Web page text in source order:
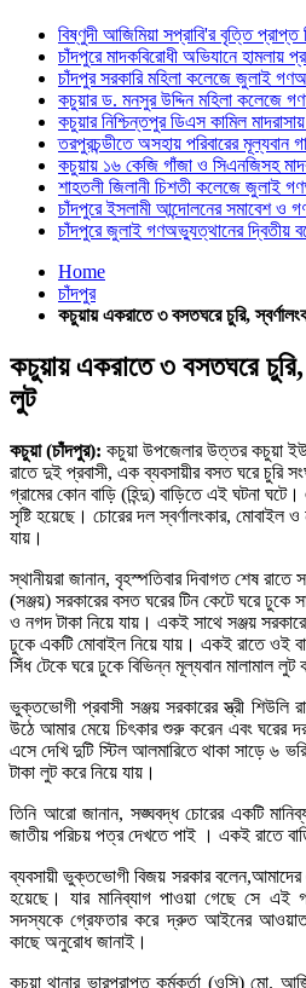
বিষ্ণুদী আজিমিয়া সপ্রাবি'র বৃত্তি প্রাপ্ত
চাঁদপুরে মাদকবিরোধী অভিযানে হামলায়
চাঁদপুর সরকারি মহিলা কলেজে জুলাই
কচুয়ার ড. মনসুর উদ্দিন মহিলা কলেজে
কচুয়ার নিশ্চিন্তপুর ডিএস কামিল
তরপুরচন্ডীতে অসহায় পরিবারের মূল্যবান
কচুয়ায় ১৬ কেজি গাঁজা ও সিএনজিসহ
শাহতলী জিলানী চিশতী কলেজে জুলাই
চাঁদপুরে ইসলামী আন্দোলনের সমাবেশ ও
চাঁদপুরে জুলাই গণঅভ্যুত্থানের দ্বিতীয়
Home
চাঁদপুর
কচুয়ায় একরাতে ৩ বসতঘরে চুরি,
কচুয়ায় একরাতে ৩ বসতঘরে চুরি,
লুট
কচুয়া (চাঁদপুর): কচুয়া উপজেলার উত্তর কচুয়া
রাতে দুই প্রবাসী, এক ব্যবসায়ীর বসত ঘরে চুরি
গ্রামের কোন বাড়ি (হিন্দু) বাড়িতে এই ঘটনা
সৃষ্টি হয়েছে। চোরের দল স্বর্ণালংকার, মোবাইল
যায়।
স্থানীয়রা জানান, বৃহস্পতিবার দিবাগত শেষ
(সঞ্জয়) সরকারের বসত ঘরের টিন কেটে ঘরে ঢুকে
ও নগদ টাকা নিয়ে যায়। একই সাথে সঞ্জয়
ঢুকে একটি মোবাইল নিয়ে যায়। একই রাতে ওই
সিঁধ টেকে ঘরে ঢুকে বিভিন্ন মূল্যবান মালামাল লুট
ভুক্তভোগী প্রবাসী সঞ্জয় সরকারের স্ত্রী শিউলি
উঠে আমার মেয়ে চিৎকার শুরু করেন এবং ঘরের
এসে দেখি দুটি স্টিল আলমারিতে থাকা সাড়ে ৬
টাকা লুট করে নিয়ে যায়।
তিনি আরো জানান, সঙ্ঘবদ্ধ চোরের একটি
জাতীয় পরিচয় পত্র দেখতে পাই । একই রাতে
ব্যবসায়ী ভুক্তভোগী বিজয় সরকার
হয়েছে। যার মানিব্যাগ পাওয়া গেছে সে
সদস্যকে গ্রেফতার করে দ্রুত আইনের
কাছে অনুরোধ জানাই।
কচুয়া থানার ভারপ্রাপ্ত কর্মকর্তা (ওসি) মো.